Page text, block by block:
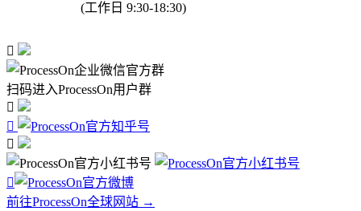
(工作日 9:30-18:30)

扫码进入ProcessOn用户群




前往ProcessOn全球网站 →